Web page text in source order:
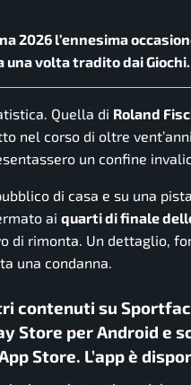
2026 l’ennesima
volta tradito dai Giochi.
Quella di Roland
nel corso di oltre
un confine
di casa e su una
ai quarti di finale
di rimonta. Un dettaglio,
una condanna.
contenuti su
Store per Android e
Store. L’app è